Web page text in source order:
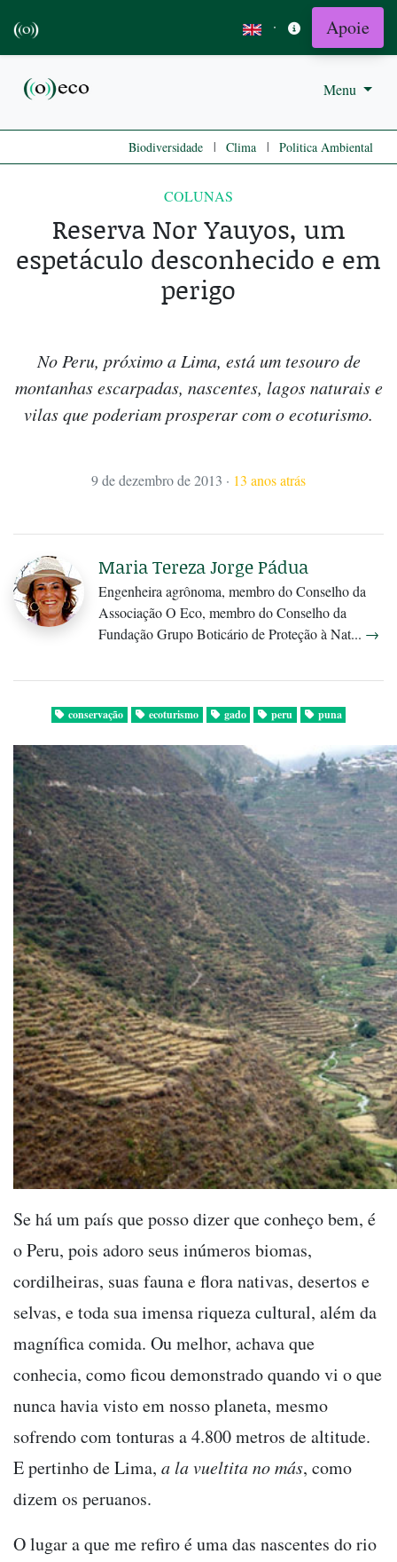
· Apoie
Menu
Biodiversidade | Clima | Politica Ambiental
COLUNAS
Reserva Nor Yauyos, um
espetáculo desconhecido e em
perigo
No Peru, próximo a Lima, está um tesouro de
montanhas escarpadas, nascentes, lagos naturais e
vilas que poderiam prosperar com o ecoturismo.
9 de dezembro de 2013 · 13 anos atrás
Maria Tereza Jorge Pádua
Engenheira agrônoma, membro do Conselho da
Associação O Eco, membro do Conselho da
Fundação Grupo Boticário de Proteção à Nat... →
conservação ecoturismo gado peru puna
Se há um país que posso dizer que conheço bem, é
o Peru, pois adoro seus inúmeros biomas,
cordilheiras, suas fauna e flora nativas, desertos e
selvas, e toda sua imensa riqueza cultural, além da
magnífica comida. Ou melhor, achava que
conhecia, como ficou demonstrado quando vi o que
nunca havia visto em nosso planeta, mesmo
sofrendo com tonturas a 4.800 metros de altitude.
E pertinho de Lima, a la vueltita no más, como
dizem os peruanos.
O lugar a que me refiro é uma das nascentes do rio